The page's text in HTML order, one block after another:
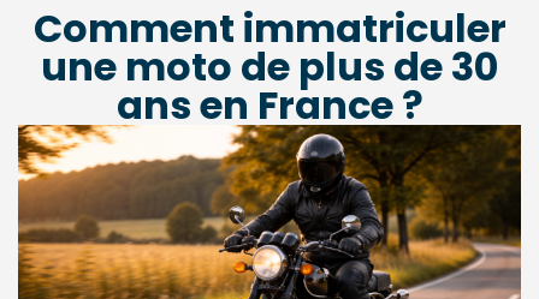
Comment immatriculer
une moto de plus de 30
ans en France ?